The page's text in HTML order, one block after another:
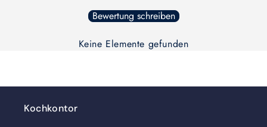
Bewertung schreiben
Keine Elemente gefunden
Kochkontor